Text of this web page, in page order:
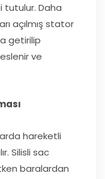
Daha
açılmış stator
getirilip
ve
hareketli
Silisli sac
baralardan